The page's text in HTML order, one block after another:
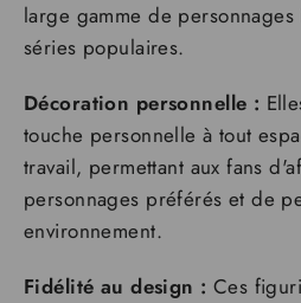
large gamme de
séries populaires.
Décoration personnelle :
touche personnelle à tout
travail, permettant aux fans
personnages préférés et de
environnement.
Fidélité au design : Ces